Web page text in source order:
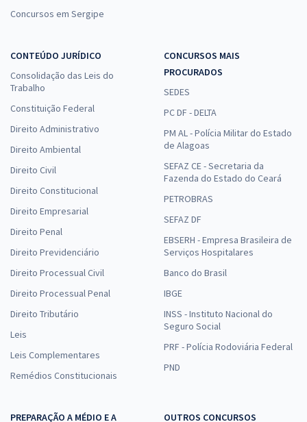
Concursos em Sergipe
CONTEÚDO JURÍDICO
Consolidação das Leis do
Trabalho
Constituição Federal
Direito Administrativo
Direito Ambiental
Direito Civil
Direito Constitucional
Direito Empresarial
Direito Penal
Direito Previdenciário
Direito Processual Civil
Direito Processual Penal
Direito Tributário
Leis
Leis Complementares
Remédios Constitucionais
CONCURSOS MAIS
PROCURADOS
SEDES
PC DF - DELTA
PM AL - Polícia Militar do Estado
de Alagoas
SEFAZ CE - Secretaria da
Fazenda do Estado do Ceará
PETROBRAS
SEFAZ DF
EBSERH - Empresa Brasileira de
Serviços Hospitalares
Banco do Brasil
IBGE
INSS - Instituto Nacional do
Seguro Social
PRF - Polícia Rodoviária Federal
PND
PREPARAÇÃO A MÉDIO E A
OUTROS CONCURSOS